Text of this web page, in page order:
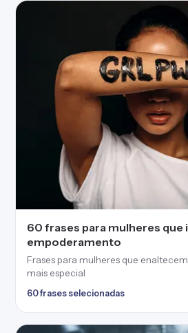
60 frases para mulheres que
empoderamento
Frases para mulheres que
mais especial
60 frases selecionadas